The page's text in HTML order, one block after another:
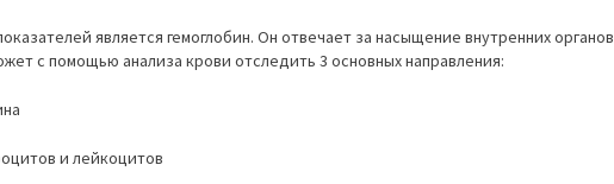
является гемоглобин. Он отвечает за насыщение внутренних органов
с помощью анализа крови отследить 3 основных направления:
и лейкоцитов